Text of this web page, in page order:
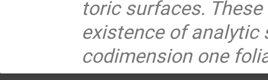
toric surfaces.
existence of
codimension one